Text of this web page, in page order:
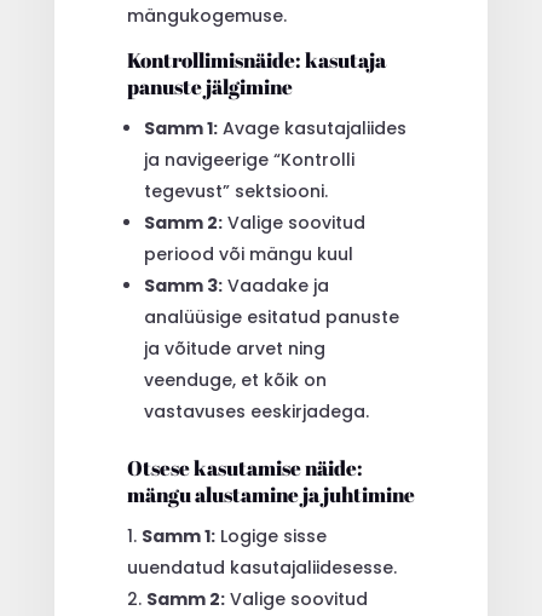
mängukogemuse.
Kontrollimisnäide: kasutaja
panuste jälgimine
Samm 1:Avage kasutajaliides
ja navigeerige “Kontrolli
tegevust” sektsiooni.
Samm 2:Valige soovitud
periood või mängu kuul
Samm 3:Vaadake ja
analüüsige esitatud panuste
ja võitude arvet ning
veenduge, et kõik on
vastavuses eeskirjadega.
Otsese kasutamise näide:
mängu alustamine ja juhtimine
Samm 1:Logige sisse
uuendatud kasutajaliidesesse.
Samm 2:Valige soovitud